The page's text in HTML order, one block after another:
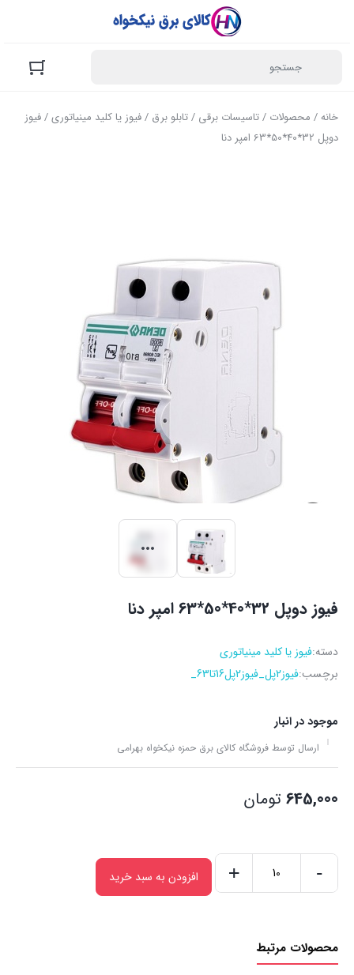
خانه/ محصولات /تاسیسات برقی /تابلو برق /فیوز یا کلید مینیاتوری/ فیوز
دوپل 32*40*50*63 امپر دنا
فیوز دوپل 32*40*50*63 امپر دنا
دسته:فیوز یا کلید مینیاتوری
برچسب:فیوز2پل_فیوز2پل16تا63_
موجود در انبار
ارسال توسط فروشگاه کالای برق حمزه نیکخواه بهرامی
645,000 تومان
امپر
-
+ افزودن به سبد خرید
محصولات مرتبط